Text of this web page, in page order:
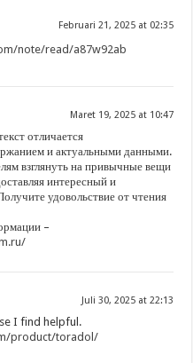
Februari 21, 2025 at 02:35
note/read/a87w92ab
Maret 19, 2025 at 10:47
отличается
и актуальными данными.
взглянуть на привычные вещи
интересный и
удовольствие от чтения
–
Juli 30, 2025 at 22:13
I find helpful.
product/toradol/